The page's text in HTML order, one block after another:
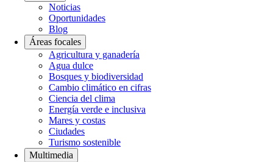
Noticias
Oportunidades
Blog
Áreas focales
Agricultura y ganadería
Agua dulce
Bosques y biodiversidad
Cambio climático en cifras
Ciencia del clima
Energía verde e inclusiva
Mares y costas
Ciudades
Turismo sostenible
Multimedia